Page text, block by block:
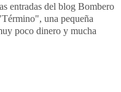
entradas del blog Bombero
una pequeña
poco dinero y mucha